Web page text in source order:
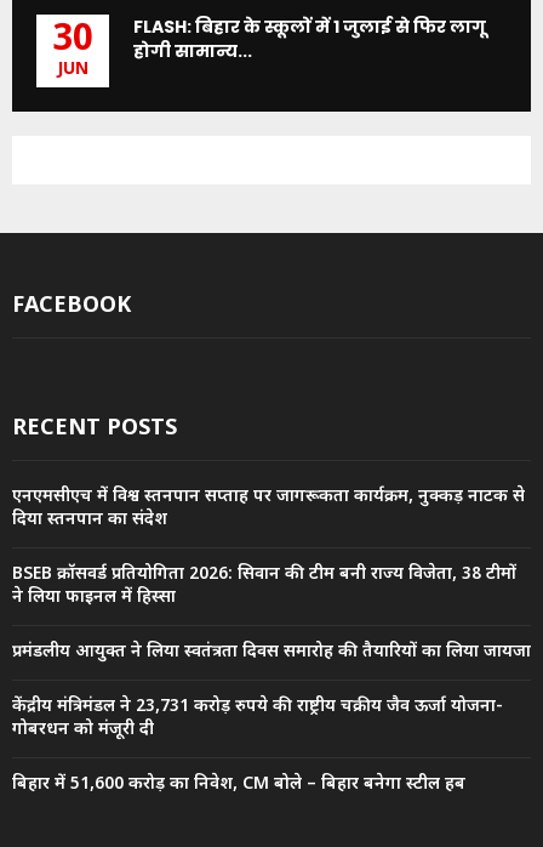
30
JUN
FLASH: बिहार के स्कूलों में 1 जुलाई से फिर लागू
होगी सामान्य...
FACEBOOK
RECENT POSTS
एनएमसीएच में विश्व स्तनपान सप्ताह पर जागरूकता कार्यक्रम, नुक्कड़ नाटक से
दिया स्तनपान का संदेश
BSEB क्रॉसवर्ड प्रतियोगिता 2026: सिवान की टीम बनी राज्य विजेता, 38 टीमों
ने लिया फाइनल में हिस्सा
प्रमंडलीय आयुक्त ने लिया स्वतंत्रता दिवस समारोह की तैयारियों का लिया जायजा
केंद्रीय मंत्रिमंडल ने 23,731 करोड़ रुपये की राष्ट्रीय चक्रीय जैव ऊर्जा योजना-
गोबरधन को मंजूरी दी
बिहार में 51,600 करोड़ का निवेश, CM बोले – बिहार बनेगा स्टील हब